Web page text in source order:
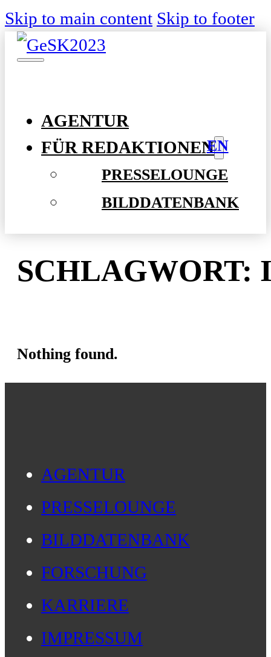
Skip to main content Skip to footer
AGENTUR
FÜR REDAKTIONEN
PRESSELOUNGE
BILDDATENBANK
EN
SCHLAGWORT:
Nothing found.
AGENTUR
PRESSELOUNGE
BILDDATENBANK
FORSCHUNG
KARRIERE
IMPRESSUM